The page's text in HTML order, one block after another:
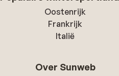
Oostenrijk
Frankrijk
Italië
Over Sunweb